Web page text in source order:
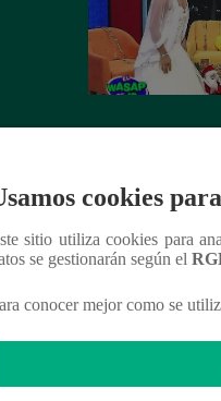
cookies
sitio utiliza cookies para
se gestionarán según el
conocer mejor como se